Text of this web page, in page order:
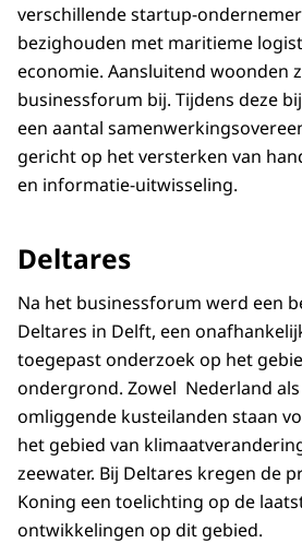
verschillende startup-
bezighouden met maritieme
economie. Aansluitend woonden
businessforum bij. Tijdens deze
een aantal
gericht op het versterken van
en informatie-uitwisseling.
Deltares
Na het businessforum werd een
Deltares in Delft, een
toegepast onderzoek op het
ondergrond. Zowel Nederland
omliggende kusteilanden staan
het gebied van
zeewater. Bij Deltares kregen de
Koning een toelichting op de
ontwikkelingen op dit gebied.